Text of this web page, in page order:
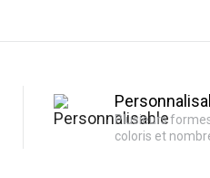
Plusieurs
coloris et